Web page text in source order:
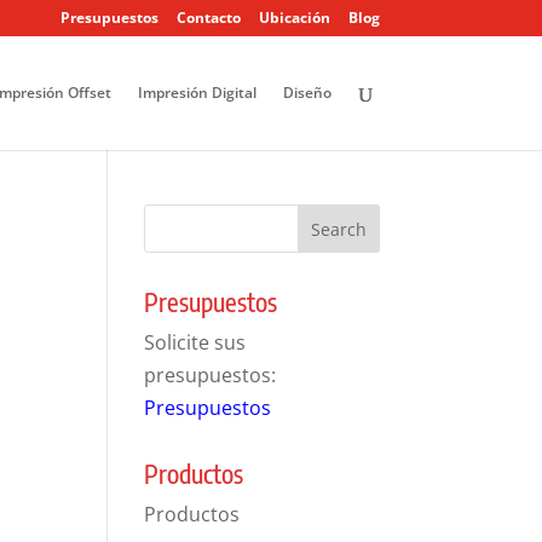
Presupuestos Contacto Ubicación Blog
Offset Impresión Digital Diseño
Presupuestos
Solicite sus
presupuestos:
Presupuestos
Productos
Productos